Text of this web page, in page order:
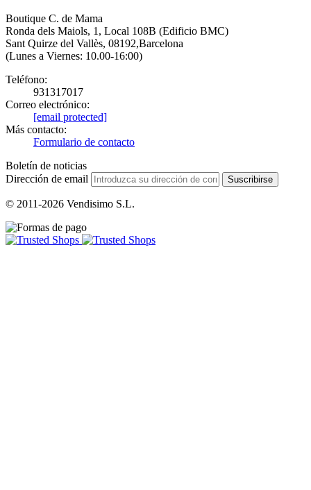
Boutique C. de Mama
Ronda dels Maiols, 1, Local 108B (Edificio BMC)
Sant Quirze del Vallès, 08192,Barcelona
(Lunes a Viernes: 10.00-16:00)
Teléfono:
931317017
Correo electrónico:
[email protected]
Más contacto:
Formulario de contacto
Boletín de noticias
Dirección de email
Suscribirse
© 2011-2026 Vendisimo S.L.